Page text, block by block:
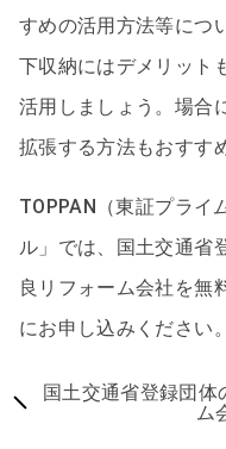
すめの活用方法等につ
下収納にはデメリット
活用しましょう。場合
拡張する方法もおすす
TOPPAN（東証プライ
ル」では、国土交通省
良リフォーム会社を無
にお申し込みください。
国土交通省登録団
ム